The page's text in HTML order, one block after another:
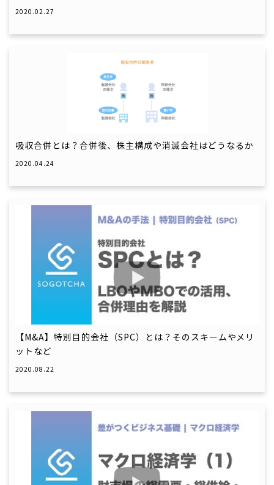
2020.02.27
吸収合併とは？合併後、株主構成や消滅会社はどうなるか
2020.04.24
【M&A】特別目的会社（SPC）とは？そのスキームやメリ
ットなど
2020.08.22